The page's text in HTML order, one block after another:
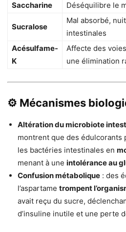
Saccharine
Déséquilibre le
Sucralose
Mal absorbé,
intestinales
Acésulfame-
K
Affecte des
une élimination
⚙️ Mécanismes
Altération du microbiote
montrent que des
les bactéries intestinales en
menant à une intolérance au
Confusion métabolique : des
l’aspartame trompent
avait reçu du sucre,
d’insuline inutile et une perte